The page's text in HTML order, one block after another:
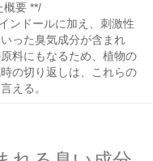
概要 **/
ンドールに加え、刺激性
った臭気成分が含まれ
料にもなるため、植物の
の切り返しは、これらの
える。